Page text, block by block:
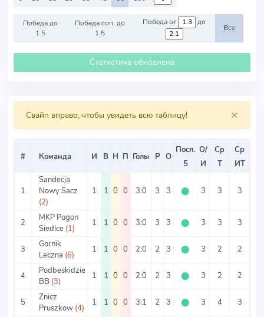
Победа до
1.5
Победа соп. до
1.5
Победа от до
Все
Статистика обновлена
×
Свайп вправо, чтобы увидеть всю таблицу!
# Команда И В Н П Голы Р О
Посл.
5
О/
И
Ср
Т
Ср
ИТ
1
Sandecja
Nowy Sacz
(2)
1 1 0 0 3:0 3 3 ⬤ 3 3 3
2
MKP Pogon
Siedlce (1)
1 1 0 0 3:0 3 3 ⬤ 3 3 3
3
Gornik
Leczna (6)
1 1 0 0 2:0 2 3 ⬤ 3 2 2
4
Podbeskidzie
BB (3)
1 1 0 0 2:0 2 3 ⬤ 3 2 2
5
Znicz
Pruszkow (4)
1 1 0 0 3:1 2 3 ⬤ 3 4 3